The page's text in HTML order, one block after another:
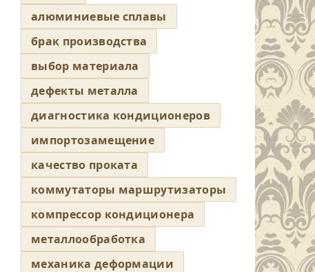
алюминиевые сплавы
брак производства
выбор материала
дефекты металла
диагностика кондиционеров
импортозамещение
качество проката
коммутаторы маршрутизаторы
компрессор кондиционера
металлообработка
механика деформации